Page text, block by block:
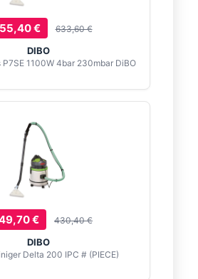
€ 633,60 €
DIBO
1100W 4bar 230mbar DiBO
€ 430,40 €
DIBO
Delta 200 IPC # (PIECE)